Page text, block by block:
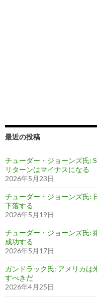
最近の投稿
チューダー・ジョーンズ氏:
リターンはマイナスになる
2026年5月23日
チューダー・ジョーンズ氏:
下落する
2026年5月19日
チューダー・ジョーンズ氏:
成功する
2026年5月17日
ガンドラック氏: アメリカは
すべきだ
2026年4月25日